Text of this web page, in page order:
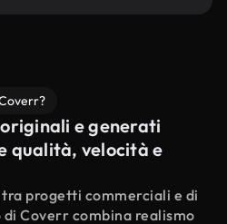
e generati
qualità, velocità e
progetti commerciali e di
Coverr combina realismo